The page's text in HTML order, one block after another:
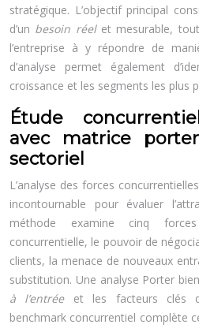
stratégique. L’objectif principal
d’un besoin réel et mesurable,
l’entreprise à y répondre de
d’analyse permet également
croissance et les segments les plus
Étude
avec matrice
sectoriel
L’analyse des forces
incontournable pour évaluer
méthode examine cinq
concurrentielle, le pouvoir de
clients, la menace de nouveaux
substitution. Une analyse Porter
à l’entrée et les facteurs clés
benchmark concurrentiel complète